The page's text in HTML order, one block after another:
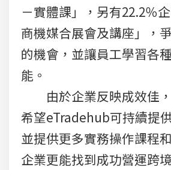
－實體課」，另有22.2％
商機媒合展會及講座」，
的機會，並讓員工學習各
能。
由於企業反映成效佳，
希望eTradehub可持續提
並提供更多實務操作課程
企業更能找到成功營運跨